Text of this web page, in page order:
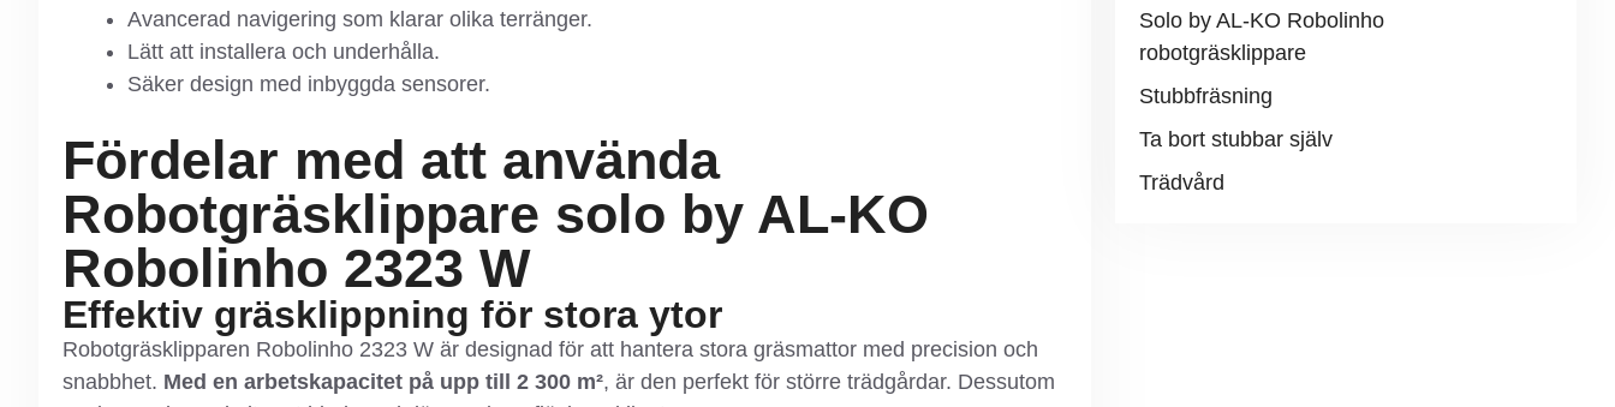
Avancerad navigering som klarar olika terränger.
Lätt att installera och underhålla.
Säker design med inbyggda sensorer.
Fördelar med att använda
Robotgräsklippare solo by AL-KO
Robolinho 2323 W
Effektiv gräsklippning för stora ytor
Robotgräsklipparen Robolinho 2323 W är designad för att hantera stora gräsmattor med precision och
snabbhet. Med en arbetskapacitet på upp till 2 300 m², är den perfekt för större trädgårdar. Dessutom
Solo by AL-KO Robolinho
robotgräsklippare
Stubbfräsning
Ta bort stubbar själv
Trädvård